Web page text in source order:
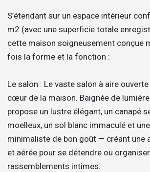
S’étendant sur un espace intérieur
m2 (avec une superficie totale
cette maison soigneusement conçue
fois la forme et la fonction :
Le salon : Le vaste salon à aire
cœur de la maison. Baignée de
propose un lustre élégant, un canapé
moelleux, un sol blanc immaculé et
minimaliste de bon goût — créant une
et aérée pour se détendre ou
rassemblements intimes.